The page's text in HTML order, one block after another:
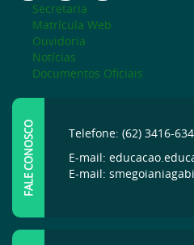
Secretaria
Matrícula Web
Ouvidoria
Notícias
Documentos Oficiais
FALE CONOSCO
Telefone: (62) 3416-
E-mail:
E-mail: